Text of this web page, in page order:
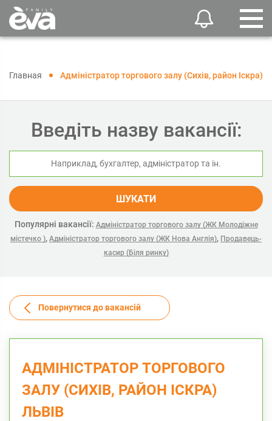
Главная Адміністратор торгового залу (Сихів, район Іскра)
Введіть назву вакансії:
ШУКАТИ
Популярні вакансії: Адміністратор торгового залу (ЖК Молодіжне
містечко ), Адміністратор торгового залу (ЖК Нова Англія), Продавець-
касир (Біля ринку)
Повернутися до вакансій
АДМІНІСТРАТОР ТОРГОВОГО
ЗАЛУ (СИХІВ, РАЙОН ІСКРА)
ЛЬВІВ